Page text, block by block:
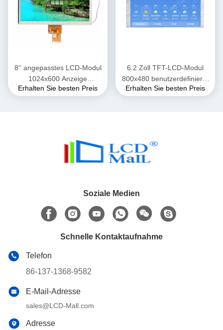
8'' angepasstes LCD-Modul
1024x600 Anzeige
500cd/M2 ohne TSP
Erhalten Sie besten Preis
6.2 Zoll TFT-LCD-Modul
800x480 benutzerdefinierte
LCD-Anzeige OEM ODM
Erhalten Sie besten Preis
Soziale Medien
Schnelle Kontaktaufnahme
Telefon
86-137-1368-9582
E-Mail-Adresse
sales@LCD-Mall.com
Adresse